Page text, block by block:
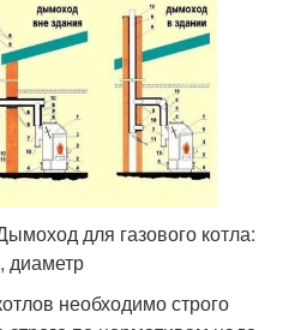
для газового котла:
диаметр
необходимо строго